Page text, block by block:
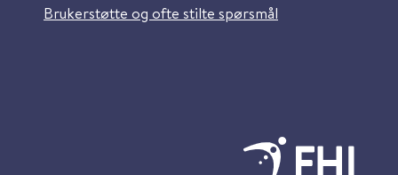
Brukerstøtte og ofte stilte spørsmål